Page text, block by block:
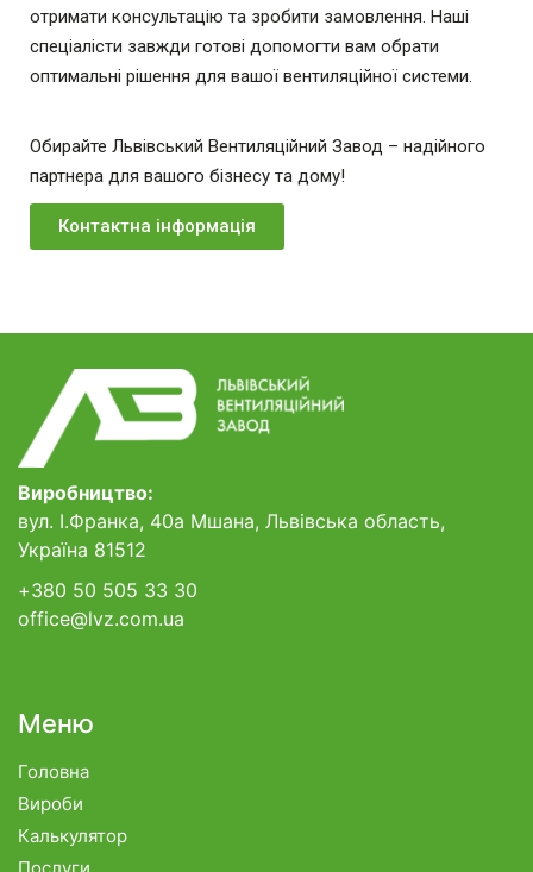
отримати консультацію та зробити замовлення. Наші
спеціалісти завжди готові допомогти вам обрати
оптимальні рішення для вашої вентиляційної системи.
Обирайте Львівський Вентиляційний Завод – надійного
партнера для вашого бізнесу та дому!
Контактна інформація
Виробництво:
вул. І.Франка, 40а Мшана, Львівська область,
Україна 81512
+380 50 505 33 30
office@lvz.com.ua
Меню
Головна
Вироби
Калькулятор